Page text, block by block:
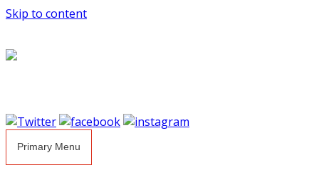
Skip to content
Primary Menu